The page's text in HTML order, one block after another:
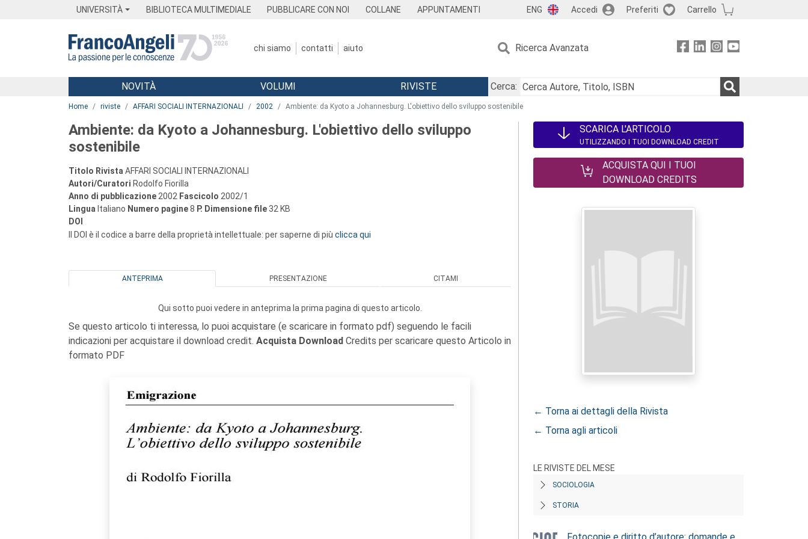
UNIVERSITÀ BIBLIOTECA MULTIMEDIALE PUBBLICARE CON NOI COLLANE APPUNTAMENTI ENG Accedi Preferiti Carrello
chi siamo contatti aiuto Ricerca Avanzata
Menu
NOVITÀ VOLUMI RIVISTE
Cerca:
Home riviste AFFARI SOCIALI INTERNAZIONALI 2002 Ambiente: da Kyoto a Johannesburg. L'obiettivo dello sviluppo sostenibile
Ambiente: da Kyoto a Johannesburg. L'obiettivo dello sviluppo
sostenibile
Titolo Rivista AFFARI SOCIALI INTERNAZIONALI
Autori/Curatori Rodolfo Fiorilla
Anno di pubblicazione 2002 Fascicolo 2002/1
Lingua Italiano Numero pagine8 P. Dimensione file 32 KB
DOI
Il DOI è il codice a barre della proprietà intellettuale: per saperne di più clicca qui
ANTEPRIMA PRESENTAZIONE CITAMI
Qui sotto puoi vedere in anteprima la prima pagina di questo articolo.
Se questo articolo ti interessa, lo puoi acquistare (e scaricare in formato pdf) seguendo le facili
indicazioni per acquistare il download credit. Acquista Download Credits per scaricare questo Articolo in
formato PDF
SCARICA L'ARTICOLO
UTILIZZANDO I TUOI DOWNLOAD CREDIT
ACQUISTA QUI I TUOI
DOWNLOAD CREDITS
← Torna ai dettagli della Rivista
← Torna agli articoli
LE RIVISTE DEL MESE
SOCIOLOGIA
STORIA